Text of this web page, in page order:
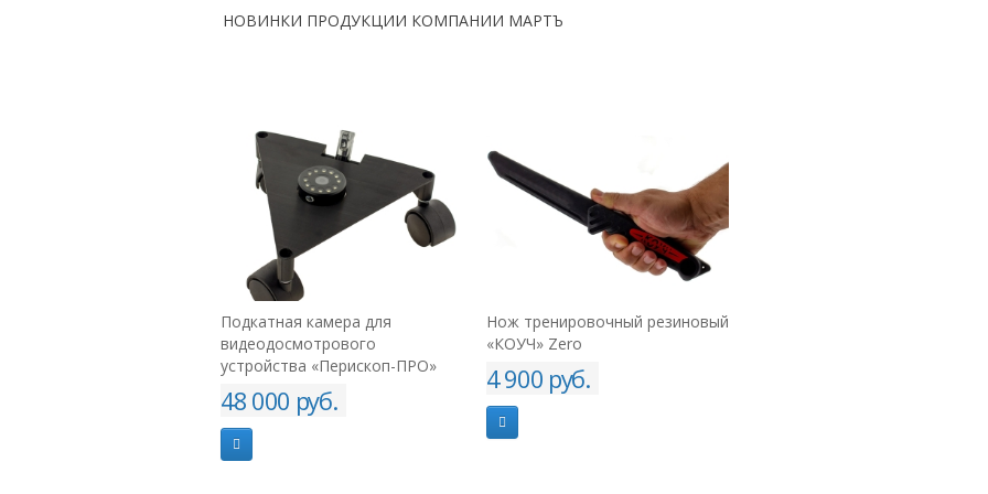
НОВИНКИ ПРОДУКЦИИ КОМПАНИИ МАРТЪ
Нож тренировочный резиновый
«КОУЧ» Zero
4 900 руб.
Нож тренировочный «КОУЧ» с
имитацией пореза
10 900 руб.